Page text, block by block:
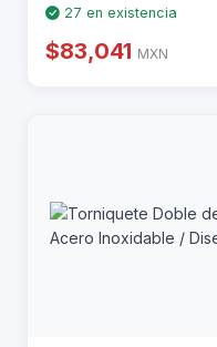
27 en existencia
$83,041 MXN